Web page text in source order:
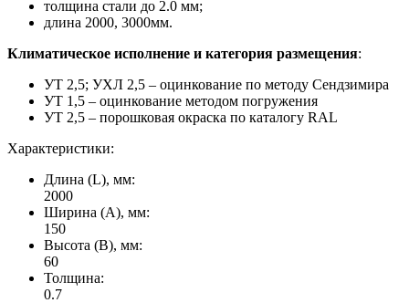
толщина стали до 2.0 мм;
длина 2000, 3000мм.
Климатическое исполнение и категория размещения:
УТ 2,5; УХЛ 2,5 – оцинкование по методу Сендзимира
УТ 1,5 – оцинкование методом погружения
УТ 2,5 – порошковая окраска по каталогу RAL
Характеристики:
Длина (L), мм:
2000
Ширина (А), мм:
150
Высота (В), мм:
60
Толщина:
0.7